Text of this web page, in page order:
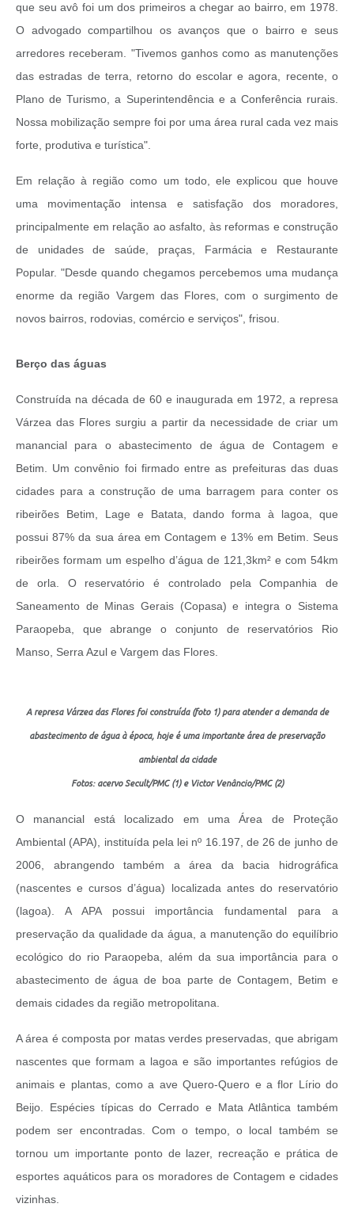
que seu avô foi um dos primeiros a chegar ao bairro, em 1978.
O advogado compartilhou os avanços que o bairro e seus
arredores receberam. "Tivemos ganhos como as manutenções
das estradas de terra, retorno do escolar e agora, recente, o
Plano de Turismo, a Superintendência e a Conferência rurais.
Nossa mobilização sempre foi por uma área rural cada vez mais
forte, produtiva e turística".
Em relação à região como um todo, ele explicou que houve
uma movimentação intensa e satisfação dos moradores,
principalmente em relação ao asfalto, às reformas e construção
de unidades de saúde, praças, Farmácia e Restaurante
Popular. "Desde quando chegamos percebemos uma mudança
enorme da região Vargem das Flores, com o surgimento de
novos bairros, rodovias, comércio e serviços", frisou.
Berço das águas
Construída na década de 60 e inaugurada em 1972, a represa
Várzea das Flores surgiu a partir da necessidade de criar um
manancial para o abastecimento de água de Contagem e
Betim. Um convênio foi firmado entre as prefeituras das duas
cidades para a construção de uma barragem para conter os
ribeirões Betim, Lage e Batata, dando forma à lagoa, que
possui 87% da sua área em Contagem e 13% em Betim. Seus
ribeirões formam um espelho d’água de 121,3km² e com 54km
de orla. O reservatório é controlado pela Companhia de
Saneamento de Minas Gerais (Copasa) e integra o Sistema
Paraopeba, que abrange o conjunto de reservatórios Rio
Manso, Serra Azul e Vargem das Flores.
A represa Várzea das Flores foi construída (foto 1) para atender a demanda de
abastecimento de água à época, hoje é uma importante área de preservação
ambiental da cidade
Fotos: acervo Secult/PMC (1) e Victor Venâncio/PMC (2)
O manancial está localizado em uma Área de Proteção
Ambiental (APA), instituída pela lei nº 16.197, de 26 de junho de
2006, abrangendo também a área da bacia hidrográfica
(nascentes e cursos d’água) localizada antes do reservatório
(lagoa). A APA possui importância fundamental para a
preservação da qualidade da água, a manutenção do equilíbrio
ecológico do rio Paraopeba, além da sua importância para o
abastecimento de água de boa parte de Contagem, Betim e
demais cidades da região metropolitana.
A área é composta por matas verdes preservadas, que abrigam
nascentes que formam a lagoa e são importantes refúgios de
animais e plantas, como a ave Quero-Quero e a flor Lírio do
Beijo. Espécies típicas do Cerrado e Mata Atlântica também
podem ser encontradas. Com o tempo, o local também se
tornou um importante ponto de lazer, recreação e prática de
esportes aquáticos para os moradores de Contagem e cidades
vizinhas.